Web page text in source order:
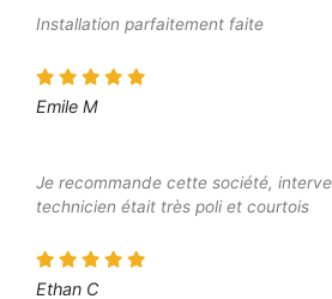
Installation parfaitement faite
Emile M
Je recommande cette société,
technicien était très poli et courtois
Ethan C